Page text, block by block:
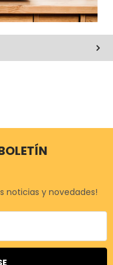
noticias y novedades!